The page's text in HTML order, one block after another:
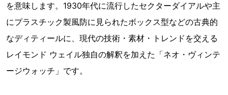
を意味します。1930年代に流行したセクターダイアルや主
にプラスチック製風防に見られたボックス型などの古典的
なディティールに、現代の技術・素材・トレンドを交える
レイモンド ウェイル独自の解釈を加えた「ネオ・ヴィンテ
ージウォッチ」です。